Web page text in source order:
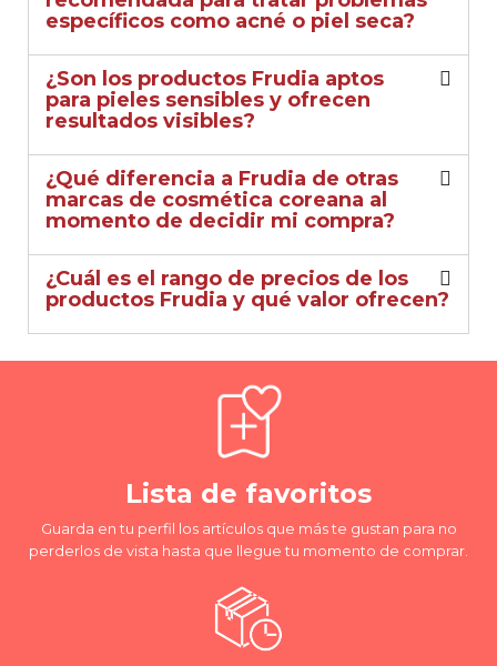
específicos como acné o piel seca?
¿Son los productos Frudia aptos
para pieles sensibles y ofrecen
resultados visibles?
¿Qué diferencia a Frudia de otras
marcas de cosmética coreana al
momento de decidir mi compra?
¿Cuál es el rango de precios de los
productos Frudia y qué valor ofrecen?
Lista de favoritos
Guarda en tu perfil los artículos que más te gustan para no
perderlos de vista hasta que llegue tu momento de comprar.